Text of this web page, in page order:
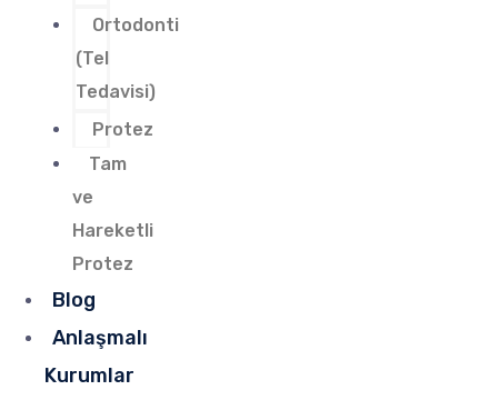
Ortodonti
(Tel
Tedavisi)
Protez
Tam
ve
Hareketli
Protez
Blog
Anlaşmalı
Kurumlar